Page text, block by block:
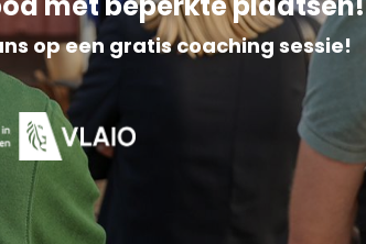
op een gratis coaching sessie!